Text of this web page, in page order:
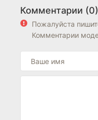
Комментарии (0)
Пожалуйста
Комментарии